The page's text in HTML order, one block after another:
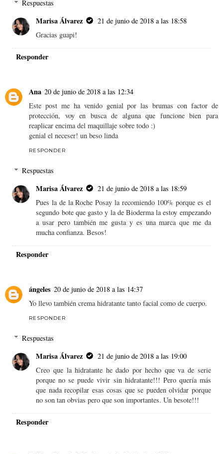
Respuestas
Marisa Álvarez
21 de junio de 2018 a las 18:58
Gracias guapi!
Responder
Ana 20 de junio de 2018 a las 12:34
Este post me ha venido genial por las brumas con factor de
protección, voy en busca de alguna que funcione bien para
reaplicar encima del maquillaje sobre todo :)
genial el neceser! un beso linda
RESPONDER
Respuestas
Marisa Álvarez
21 de junio de 2018 a las 18:59
Pues la de la Roche Posay la recomiendo 100% porque es el
segundo bote que gasto y la de Bioderma la estoy empezando
a usar pero también me gusta y es una marca que me da
mucha confianza. Besos!
Responder
ángeles 20 de junio de 2018 a las 14:37
Yo llevo también crema hidratante tanto facial como de cuerpo.
RESPONDER
Respuestas
Marisa Álvarez
21 de junio de 2018 a las 19:00
Creo que la hidratante he dado por hecho que va de serie
porque no se puede vivir sin hidratante!!! Pero quería más
que nada recopilar esas cosas que se pueden olvidar porque
no son tan obvias pero que son importantes. Un besote!!!
Responder